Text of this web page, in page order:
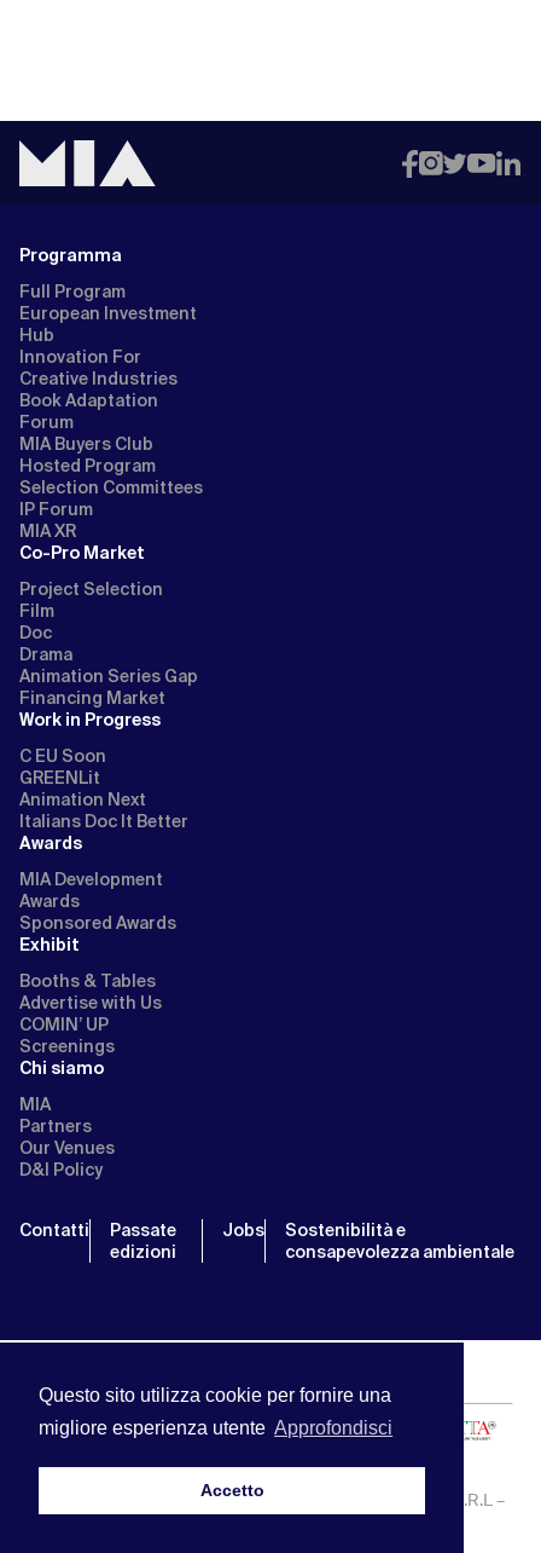
Questo sito utilizza cookie per fornire una
migliore esperienza utente Approfondisci
Accetto
Programma
Full Program
European Investment
Hub
Innovation For
Creative Industries
Book Adaptation
Forum
MIA Buyers Club
Hosted Program
Selection Committees
IP Forum
MIA XR
Co-Pro Market
Project Selection
Film
Doc
Drama
Animation Series Gap
Financing Market
Work in Progress
C EU Soon
GREENLit
Animation Next
Italians Doc It Better
Awards
MIA Development
Awards
Sponsored Awards
Exhibit
Booths & Tables
Advertise with Us
COMIN’ UP
Screenings
Chi siamo
MIA
Partners
Our Venues
D&I Policy
Contatti
Passate
edizioni
Jobs
Sostenibilità e
consapevolezza ambientale
MIA | Mercato Internazionale Audiovisivo | APA SERVICE S.R.L –